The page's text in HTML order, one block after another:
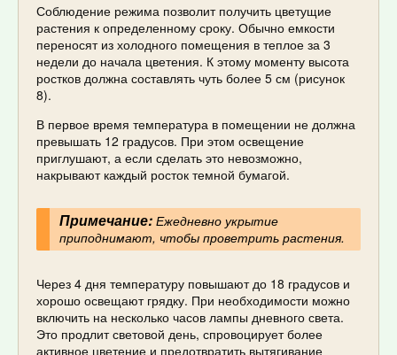
Соблюдение режима позволит получить цветущие
растения к определенному сроку. Обычно емкости
переносят из холодного помещения в теплое за 3
недели до начала цветения. К этому моменту высота
ростков должна составлять чуть более 5 см (рисунок
8).
В первое время температура в помещении не должна
превышать 12 градусов. При этом освещение
приглушают, а если сделать это невозможно,
накрывают каждый росток темной бумагой.
Примечание:Ежедневно укрытие
приподнимают, чтобы проветрить растения.
Через 4 дня температуру повышают до 18 градусов и
хорошо освещают грядку. При необходимости можно
включить на несколько часов лампы дневного света.
Это продлит световой день, спровоцирует более
активное цветение и предотвратить вытягивание